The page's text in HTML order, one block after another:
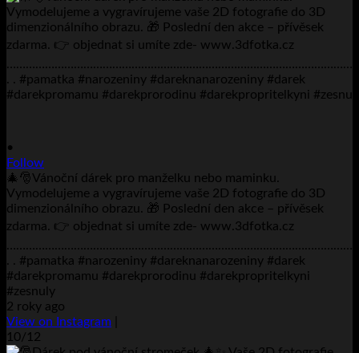
•
Follow
🎄🎅Vánoční dárek pro manželku nebo maminku.
Vymodelujeme a vygravírujeme vaše 2D fotografie do 3D
dimenzionálního obrazu. 🎁 Poslední den akce – přívěsek
zdarma. 👉 objednat si umíte zde- www.3dfotka.cz
. . #pamatka #narozeniny #dareknanarozeniny #darek
#darekpromamu #darekprorodinu #darekpropritelkyni
#zesnuly
2 roky ago
View on Instagram
10/12